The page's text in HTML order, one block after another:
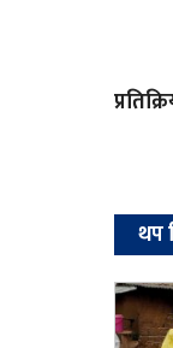
थप